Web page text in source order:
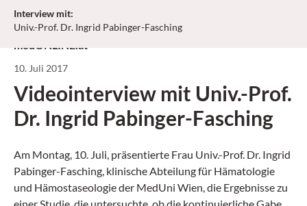
Interview mit:
Univ.-Prof. Dr. Ingrid Pabinger-Fasching
medONLINE.at
10. Juli 2017
Videointerview mit Univ.-Prof.
Dr. Ingrid Pabinger-Fasching
Am Montag, 10. Juli, präsentierte Frau Univ.-Prof. Dr. Ingrid
Pabinger-Fasching, klinische Abteilung für Hämatologie
und Hämostaseologie der MedUni Wien, die Ergebnisse zu